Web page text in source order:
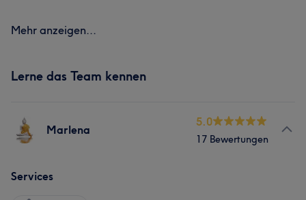
Mehr anzeigen...
Lerne das Team kennen
Marlena
5.0
17 Bewertungen
Services